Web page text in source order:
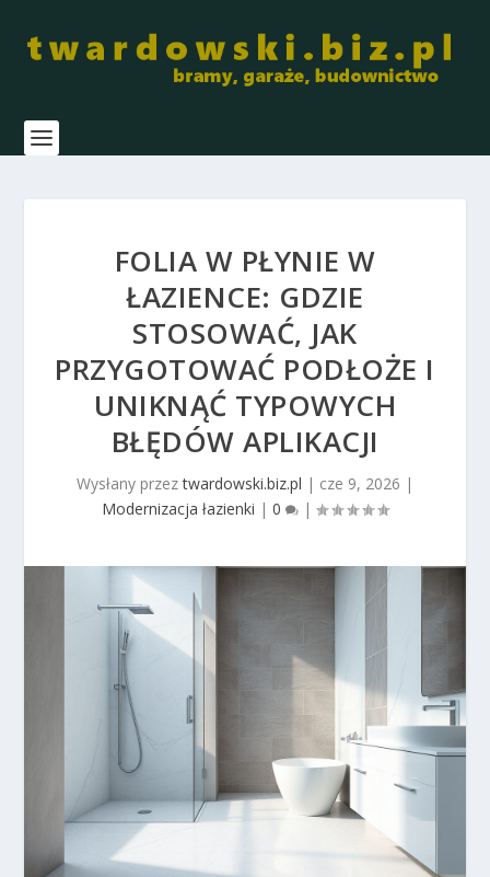
FOLIA W PŁYNIE W
ŁAZIENCE: GDZIE
STOSOWAĆ, JAK
PRZYGOTOWAĆ PODŁOŻE I
UNIKNĄĆ TYPOWYCH
BŁĘDÓW APLIKACJI
Wysłany przeztwardowski.biz.pl | cze 9, 2026 |
Modernizacja łazienki | 0 |